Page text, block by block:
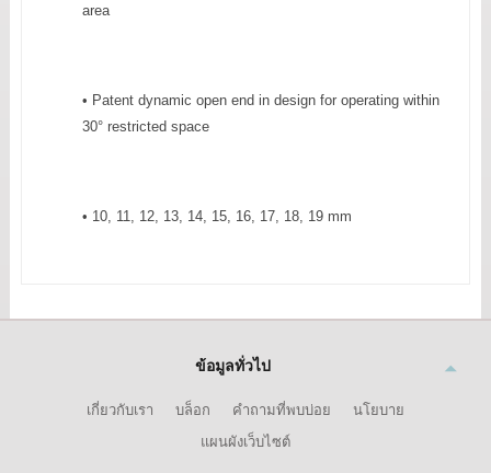
area
• Patent dynamic open end in design for operating within
30° restricted space
• 10, 11, 12, 13, 14, 15, 16, 17, 18, 19 mm
ข้อมูลทั่วไป
เกี่ยวกับเรา บล็อก คำถามที่พบบ่อย
นโยบาย
แผนผังเว็บไซต์